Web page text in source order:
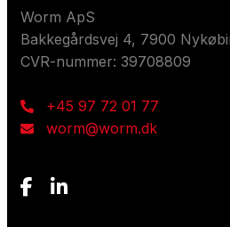
Worm ApS
Bakkegårdsvej 4, 7900
CVR-nummer: 39708809
+45 97 72 01 77
worm@worm.dk